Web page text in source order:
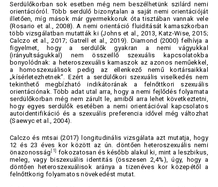
Serdülőkorban sok esetben még nem beszélhetünk szilárd nemi
orientációról. Több serdülő bizonytalan a saját nemi orientációját
illetően, míg mások már gyermekkoruk óta tisztában vannak vele
(Rosario et al., 2008). A nemi orientáció fluiditását kamaszkorban
több vizsgálatban mutatták ki (Johns et al., 2013, Katz-Wise, 2015;
Calczo et al., 2017; Gatrell et al., 2019). Diamond (2000) felhívja a
figyelmet, hogy a serdülők gyakran a nemi vágyukkal
(irányultságukkal) nem összeillő szexuális kapcsolatokba
bonyolódnak: a heteroszexuális kamaszok az azonos neműekkel,
a homoszexuálisok pedig az ellenkező nemű kortársaikkal
„kísérletezhetnek”. Ezért a serdülőkori szexuális viselkedés nem
tekinthető megbízható indikátorának a felnőttkori szexuális
orientációnak. Több adat utal arra, hogy a nemi fejlődés folyamata
serdülőkorban még nem zárult le, amiből arra lehet következtetni,
hogy egyes serdülők esetében a nemi orientációval kapcsolatos
autoidentifikáció és a szexuális preferencia idővel még változhat
(Saewyc et al., 2004).
Calczo és mtsai (2017) longitudinális vizsgálata azt mutatja, hogy
12 és 23 éves kor között az ún. döntően heteroszexuális nemi
önazonosság[1] fokozatosan és később alakul ki, mint a leszbikus,
meleg, vagy biszexuális identitás (összesen 2,4%), úgy, hogy a
döntően heteroszexuálisok aránya a tizenéves kor közepétől a
felnőttkorig folyamatos növekedést mutat.